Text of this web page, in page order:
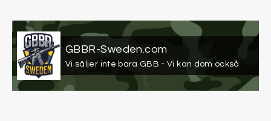
GBBR-Sweden.com
Vi säljer inte bara GBB - Vi kan dom också